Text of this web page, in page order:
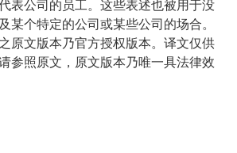
表公司的员工。这些表述也被用于没
某个特定的公司或某些公司的场合。
原文版本乃官方授权版本。译文仅供
参照原文，原文版本乃唯一具法律效